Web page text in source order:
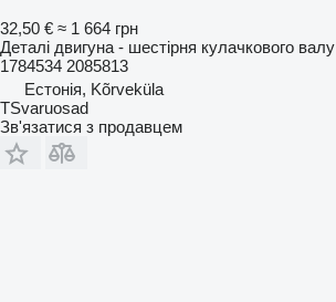
32,50 € ≈ 1 664 грн
Деталі двигуна - шестірня кулачкового валу
1784534 2085813
Естонія, Kõrveküla
TSvaruosad
Зв'язатися з продавцем